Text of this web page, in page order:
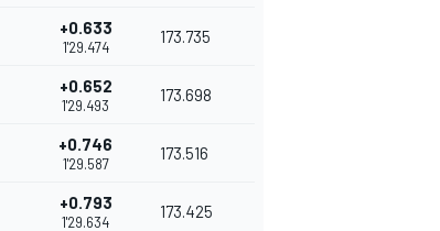
+0.633
1'29.474
173.735
+0.652
1'29.493
173.698
+0.746
1'29.587
173.516
+0.793
1'29.634
173.425